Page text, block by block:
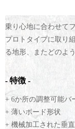
乗り心地に合わせて
プロトタイプに取り
る地形、またどのよ
- 特徴 -
+ 6か所の調整可能バ
+ 薄いボード形状
+ 機械加工された垂